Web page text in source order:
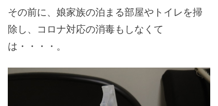
その前に、娘家族の泊まる部屋やトイレを掃
除し、コロナ対応の消毒もしなくて
は・・・・。